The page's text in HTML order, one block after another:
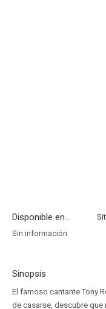
Disponible en...
Sin información
Sinopsis
El famoso cantante Tony
de casarse, descubre